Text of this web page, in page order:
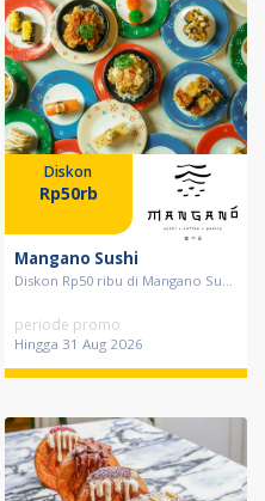
Diskon
Rp50rb
Mangano Sushi
Diskon Rp50 ribu di Mangano Su...
periode promo
Hingga 31 Aug 2026